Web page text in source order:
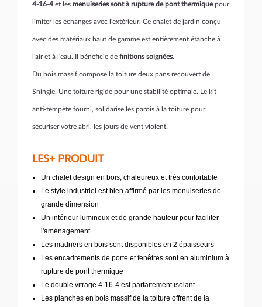
4-16-4 et les menuiseries sont à rupture de pont thermiquepour
limiter les échanges avec l'extérieur. Ce chalet de jardin conçu
avec des matériaux haut de gamme est entièrement étanche à
l'air et à l'eau. Il bénéficie de finitions soignées.
Du bois massif compose la toiture deux pans recouvert de
Shingle. Une toiture rigide pour une stabilité optimale. Le kit
anti-tempête fourni, solidarise les parois à la toiture pour
sécuriser votre abri, les jours de vent violent.
LES+ PRODUIT
Un chalet design en bois, chaleureux et très confortable
Le style industriel est bien affirmé par les menuiseries de
grande dimension
Un intérieur lumineux et de grande hauteur pour faciliter
l'aménagement
Les madriers en bois sont disponibles en 2 épaisseurs
Les encadrements de porte et fenêtres sont en aluminium à
rupture de pont thermique
Le double vitrage 4-16-4 est parfaitement isolant
Les planches en bois massif de la toiture offrent de la